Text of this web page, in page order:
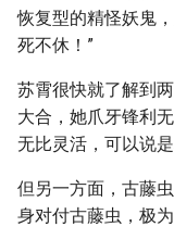
恢复型的精怪妖鬼
死不休！”
苏霄很快就了解到
大合，她爪牙锋利
无比灵活，可以说
但另一方面，古藤
身对付古藤虫，极